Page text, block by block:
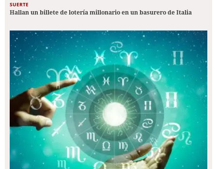
SUERTE
Hallan un billete de lotería millonario en un basurero de Italia